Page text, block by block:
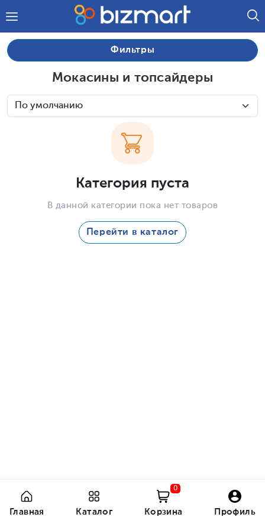
Фильтры
Мокасины и топсайдеры
Категория пуста
В данной категории пока нет товаров
Перейти в каталог
Главная Каталог Корзина
0
Профиль